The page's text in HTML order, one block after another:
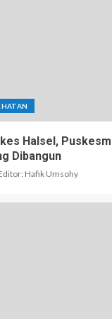
Halsel,
Dibangun
Hafik Umsohy